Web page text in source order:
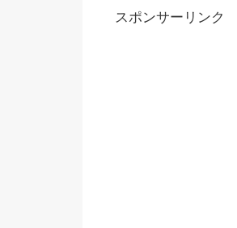
スポンサーリンク